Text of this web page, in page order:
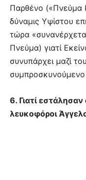
Παρθένο («Πνεύμα
δύναμις Υψίστου
τώρα
Πνεύμα) γιατί
συνυπάρχει μαζί
6. Γιατί
λευκοφόροι